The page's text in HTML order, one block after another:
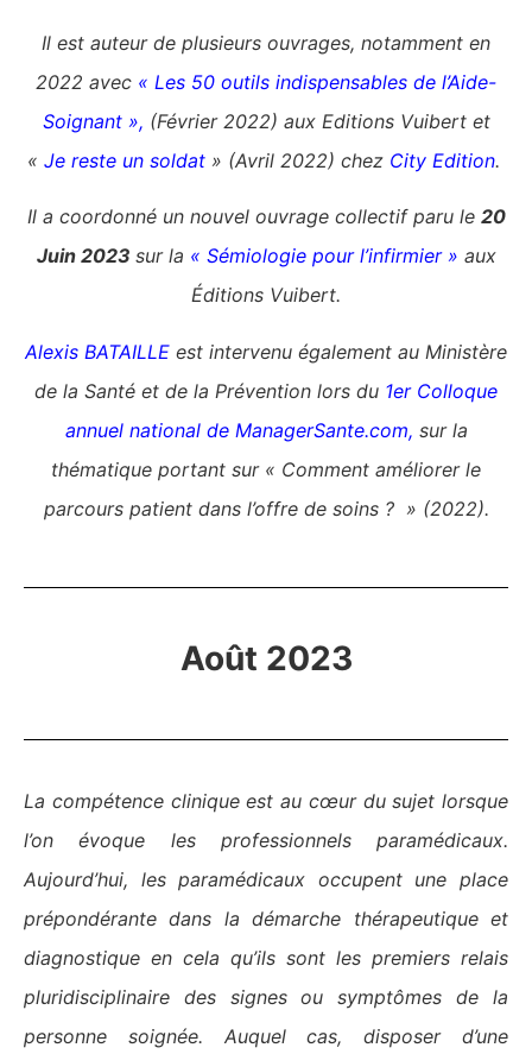
Il est auteur de plusieurs ouvrages, notamment en
2022 avec « Les 50 outils indispensables de l’Aide-
Soignant », (Février 2022) aux Editions Vuibert et
« Je reste un soldat» (Avril 2022) chez City Edition.
Il a coordonné un nouvel ouvrage collectif paru le 20
Juin 2023 sur la « Sémiologie pour l’infirmier » aux
Éditions Vuibert.
Alexis BATAILLE est intervenu également au Ministère
de la Santé et de la Prévention lors du 1er Colloque
annuel national de ManagerSante.com, sur la
thématique portant sur « Comment améliorer le
parcours patient dans l’offre de soins ? » (2022).
Août 2023
La compétence clinique est au cœur du sujet lorsque
l’on évoque les professionnels paramédicaux.
Aujourd’hui, les paramédicaux occupent une place
prépondérante dans la démarche thérapeutique et
diagnostique en cela qu’ils sont les premiers relais
pluridisciplinaire des signes ou symptômes de la
personne soignée. Auquel cas, disposer d’une